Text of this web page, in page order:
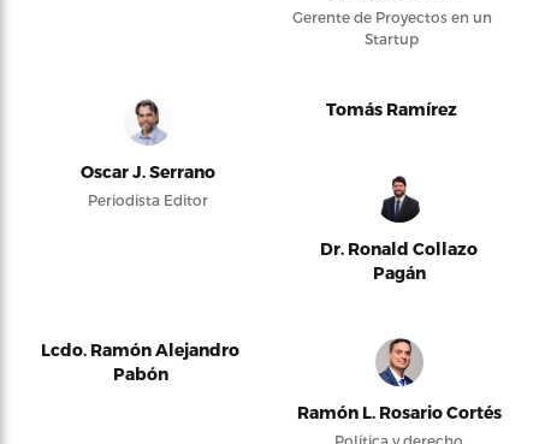
Gerente de Proyectos en un
Startup
Oscar J. Serrano
Periodista Editor
Tomás Ramírez
Dr. Ronald Collazo
Pagán
Lcdo. Ramón Alejandro
Pabón
Ramón L. Rosario Cortés
Política y derecho